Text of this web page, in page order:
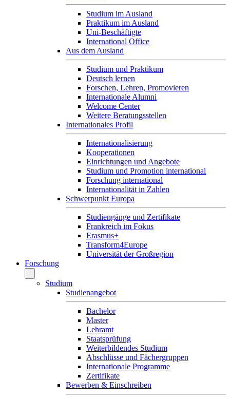
Studium im Ausland
Praktikum im Ausland
Uni-Beschäftigte
International Office
Aus dem Ausland
Studium und Praktikum
Deutsch lernen
Forschen, Lehren, Promovieren
Internationale Alumni
Welcome Center
Weitere Beratungsstellen
Internationales Profil
Internationalisierung
Kooperationen
Einrichtungen und Angebote
Studium und Promotion international
Forschung international
Internationalität in Zahlen
Schwerpunkt Europa
Studiengänge und Zertifikate
Frankreich im Fokus
Erasmus+
Transform4Europe
Universität der Großregion
Forschung
Studium
Studienangebot
Bachelor
Master
Lehramt
Staatsprüfung
Weiterbildendes Studium
Abschlüsse und Fächergruppen
Internationale Programme
Zertifikate
Bewerben & Einschreiben